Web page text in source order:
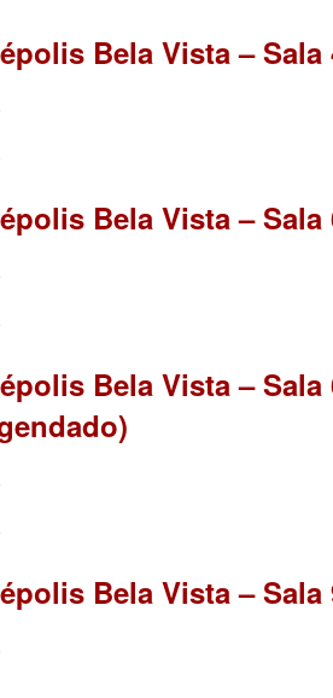
Bela Vista – Sala
Bela Vista –
Bela Vista – Sala
Bela Vista – Sala